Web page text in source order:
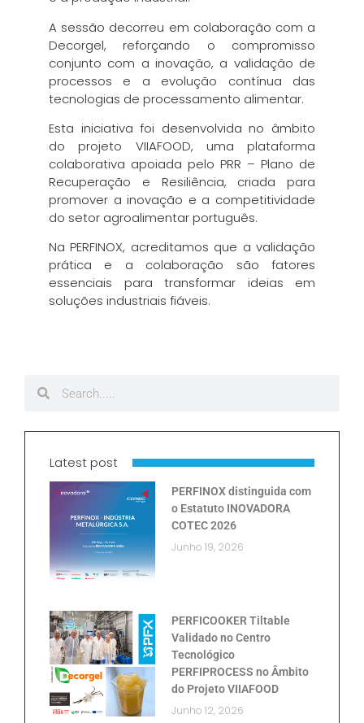
Latest post
PERFINOX distinguida com
o Estatuto INOVADORA
COTEC 2026
Junho 19, 2026
PERFICOOKER Tiltable
Validado no Centro
Tecnológico
PERFIPROCESS no Âmbito
do Projeto VIIAFOOD
Junho 12, 2026
A sessão decorreu em colaboração com a
Decorgel, reforçando o compromisso
conjunto com a inovação, a validação de
processos e a evolução contínua das
tecnologias de processamento alimentar.
Esta iniciativa foi desenvolvida no âmbito
do projeto VIIAFOOD, uma plataforma
colaborativa apoiada pelo PRR – Plano de
Recuperação e Resiliência, criada para
promover a inovação e a competitividade
do setor agroalimentar português.
Na PERFINOX, acreditamos que a validação
prática e a colaboração são fatores
essenciais para transformar ideias em
soluções industriais fiáveis.